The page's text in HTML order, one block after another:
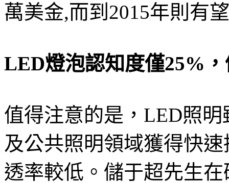
萬美金,而到2015年則有
LED燈泡認知度僅25%
值得注意的是，LED照
及公共照明領域獲得快
透率較低。儲于超先生